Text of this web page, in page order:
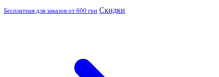
Бесплатная для заказов от 600 грн Скидки